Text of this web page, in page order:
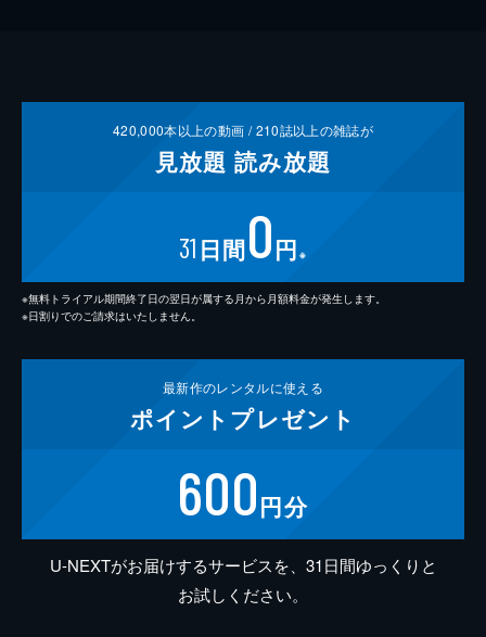
420,000本以上の動画 /210誌以上の雑誌が
見放題 読み放題
31 日間0円 ※
※無料トライアル期間終了日の翌日が属する月から月額料金が発生します。
※日割りでのご請求はいたしません。
最新作のレンタルに使える
ポイント プレゼント
600円分
U-NEXTがお届けするサービスを、31日間ゆっくりと
お試しください。